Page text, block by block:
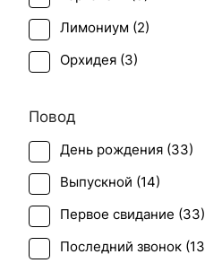
Лимониум (2)
Орхидея (3)
Ранункулюс (
Роза (7)
Роза кустовая (
Сирень (1)
Статица (1)
Повод
День рождения (33)
Выпускной (14)
Первое свидание (33)
Последний звонок (13